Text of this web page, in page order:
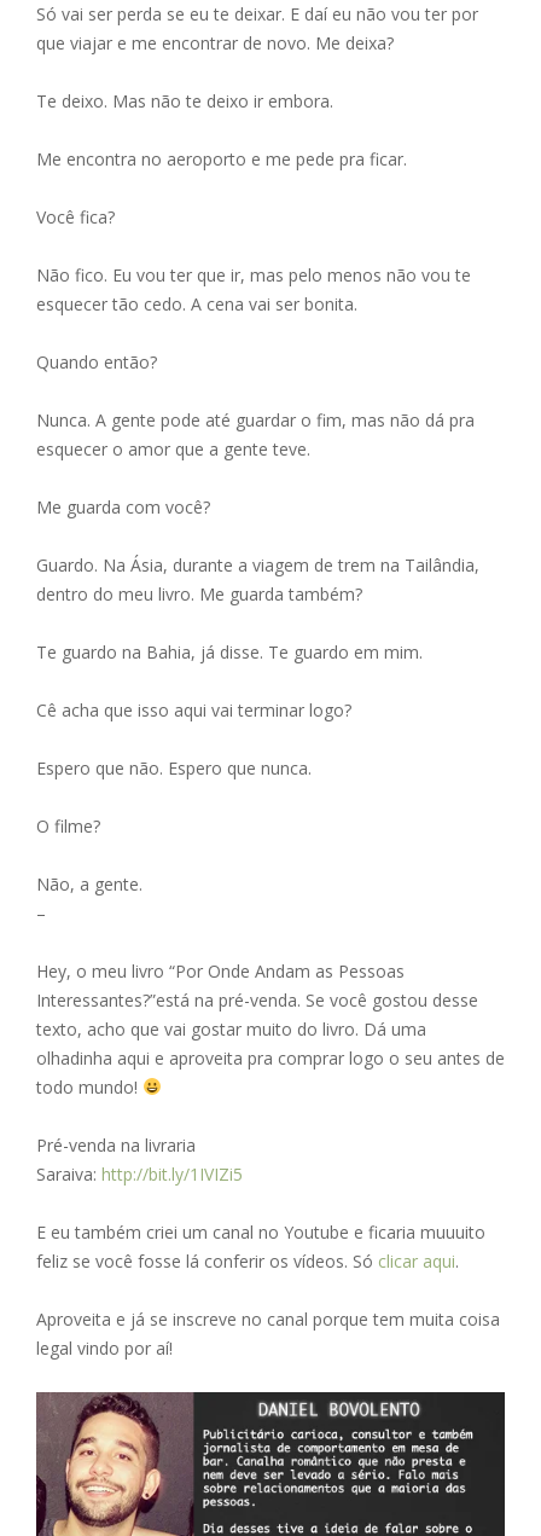
Só vai ser perda se eu te deixar. E daí eu não vou ter por
que viajar e me encontrar de novo. Me deixa?
Te deixo. Mas não te deixo ir embora.
Me encontra no aeroporto e me pede pra ficar.
Você fica?
Não fico. Eu vou ter que ir, mas pelo menos não vou te
esquecer tão cedo. A cena vai ser bonita.
Quando então?
Nunca. A gente pode até guardar o fim, mas não dá pra
esquecer o amor que a gente teve.
Me guarda com você?
Guardo. Na Ásia, durante a viagem de trem na Tailândia,
dentro do meu livro. Me guarda também?
Te guardo na Bahia, já disse. Te guardo em mim.
Cê acha que isso aqui vai terminar logo?
Espero que não. Espero que nunca.
O filme?
Não, a gente.
–
Hey, o meu livro “Por Onde Andam as Pessoas
Interessantes?”está na pré-venda. Se você gostou desse
texto, acho que vai gostar muito do livro. Dá uma
olhadinha aqui e aproveita pra comprar logo o seu antes de
todo mundo!
Pré-venda na livraria
Saraiva: http://bit.ly/1IVIZi5
E eu também criei um canal no Youtube e ficaria muuuito
feliz se você fosse lá conferir os vídeos. Só clicar aqui.
Aproveita e já se inscreve no canal porque tem muita coisa
legal vindo por aí!